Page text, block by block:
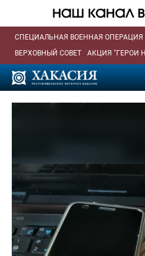
СПЕЦИАЛЬНАЯ ВОЕННАЯ ОПЕРАЦИЯ
ВЕРХОВНЫЙ СОВЕТ
АКЦИЯ "ГЕРОИ